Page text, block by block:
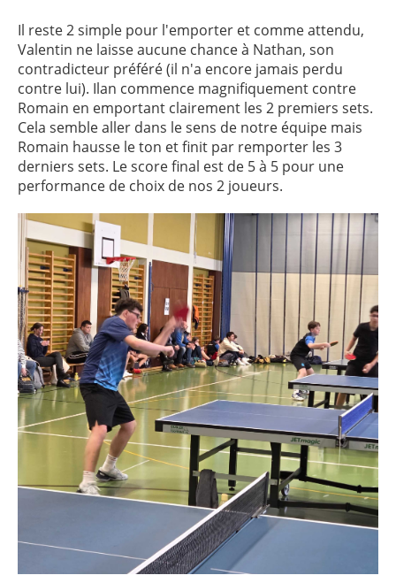
Il reste 2 simple pour l'emporter et comme attendu,
Valentin ne laisse aucune chance à Nathan, son
contradicteur préféré (il n'a encore jamais perdu
contre lui). Ilan commence magnifiquement contre
Romain en emportant clairement les 2 premiers sets.
Cela semble aller dans le sens de notre équipe mais
Romain hausse le ton et finit par remporter les 3
derniers sets. Le score final est de 5 à 5 pour une
performance de choix de nos 2 joueurs.